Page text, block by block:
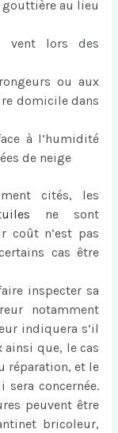
gouttière au lieu
vent lors des
ou aux
domicile dans
à l’humidité
de neige
cités, les
ne sont
coût n’est pas
cas être
inspecter sa
notamment
indiquera s’il
ainsi que, le cas
réparation, et le
concernée.
peuvent être
bricoleur,